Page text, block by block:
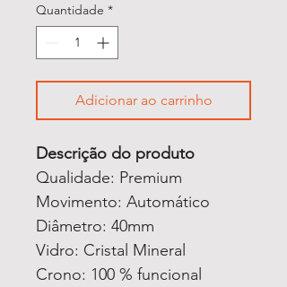
Quantidade *
Adicionar ao carrinho
Descrição do produto
Qualidade: Premium
Movimento: Automático
Diâmetro: 40mm
Vidro: Cristal Mineral
Crono: 100 % funcional